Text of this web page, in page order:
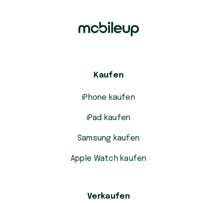
Kaufen
iPhone kaufen
iPad kaufen
Samsung kaufen
Apple Watch kaufen
Verkaufen